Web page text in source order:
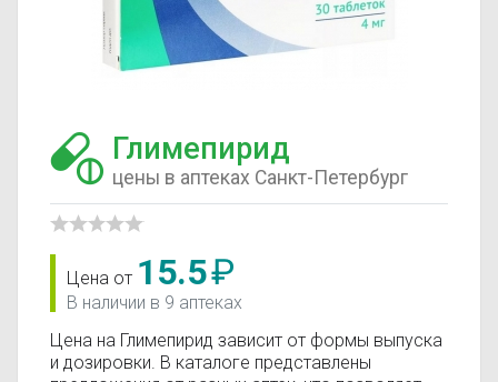
Глимепирид
цены в аптеках Санкт-Петербург
Цена от 15.5₽
В наличии в 9 аптеках
Цена на Глимепирид зависит от формы выпуска
и дозировки. В каталоге представлены